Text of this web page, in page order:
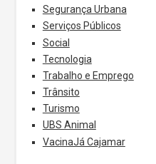
Segurança Urbana
Serviços Públicos
Social
Tecnologia
Trabalho e Emprego
Trânsito
Turismo
UBS Animal
VacinaJá Cajamar